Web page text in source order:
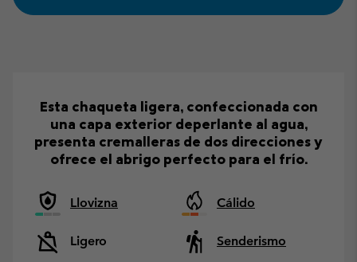
Esta chaqueta ligera, confeccionada con
una capa exterior deperlante al agua,
presenta cremalleras de dos direcciones y
ofrece el abrigo perfecto para el frío.
Llovizna Cálido
Ligero
Senderismo